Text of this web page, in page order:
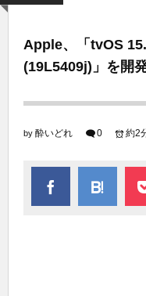
Apple、「tvOS
(19L5409j)」を開
by 酔いどれ 0 約2